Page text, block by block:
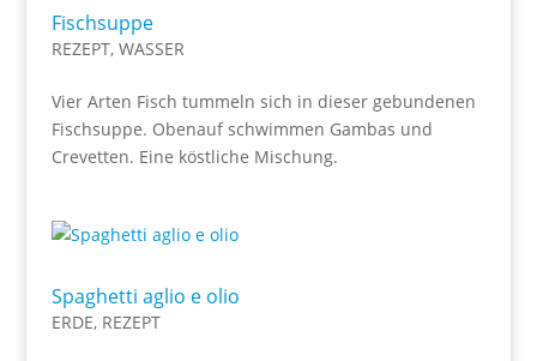
Fischsuppe
REZEPT, WASSER
Vier Arten Fisch tummeln sich in dieser gebundenen
Fischsuppe. Obenauf schwimmen Gambas und
Crevetten. Eine köstliche Mischung.
Spaghetti aglio e olio
ERDE, REZEPT